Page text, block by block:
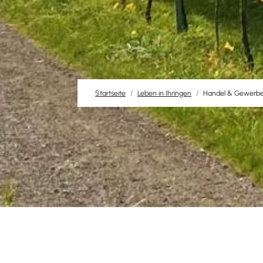
Startseite Leben in Ihringen Handel &